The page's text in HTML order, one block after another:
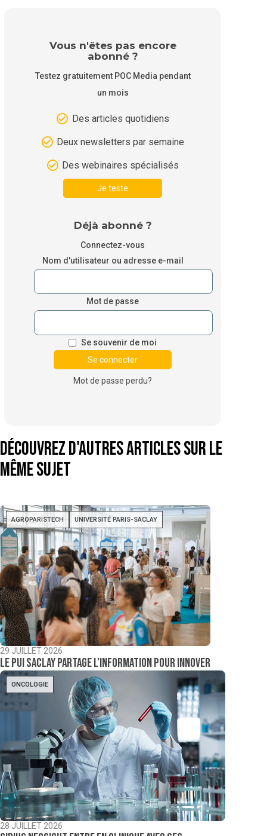
Vous n'êtes pas encore
abonné ?
Testez gratuitement POC Media pendant
un mois
Des articles quotidiens
Deux newsletters par semaine
Des webinaires spécialisés
Je teste
Déjà abonné ?
Connectez-vous
Nom d'utilisateur ou adresse e-mail
Mot de passe
Se souvenir de moi
Mot de passe perdu?
Découvrez d'autres articles sur le
même sujet
AGROPARISTECH UNIVERSITÉ PARIS-SACLAY
29 JUILLET 2026
Le PUI Saclay partage l’information pour innover
ONCOLOGIE
28 JUILLET 2026